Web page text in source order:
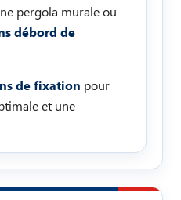
pergola murale ou
débord de
de fixation pour
et une